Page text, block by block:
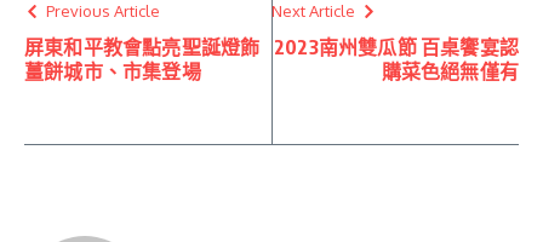
Previous Article
屏東和平教會點亮聖誕燈飾
薑餅城市、市集登場
Next Article
2023南州雙瓜節 百桌饗宴認
購菜色絕無僅有